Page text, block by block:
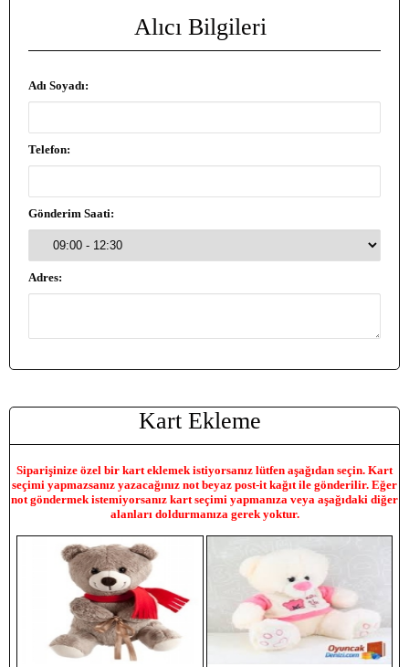
Alıcı Bilgileri
Adı Soyadı:
Telefon:
Gönderim Saati:
Adres:
Kart Ekleme
Siparişinize özel bir kart eklemek istiyorsanız lütfen aşağıdan seçin. Kart
seçimi yapmazsanız yazacağınız not beyaz post-it kağıt ile gönderilir. Eğer
not göndermek istemiyorsanız kart seçimi yapmanıza veya aşağıdaki diğer
alanları doldurmanıza gerek yoktur.